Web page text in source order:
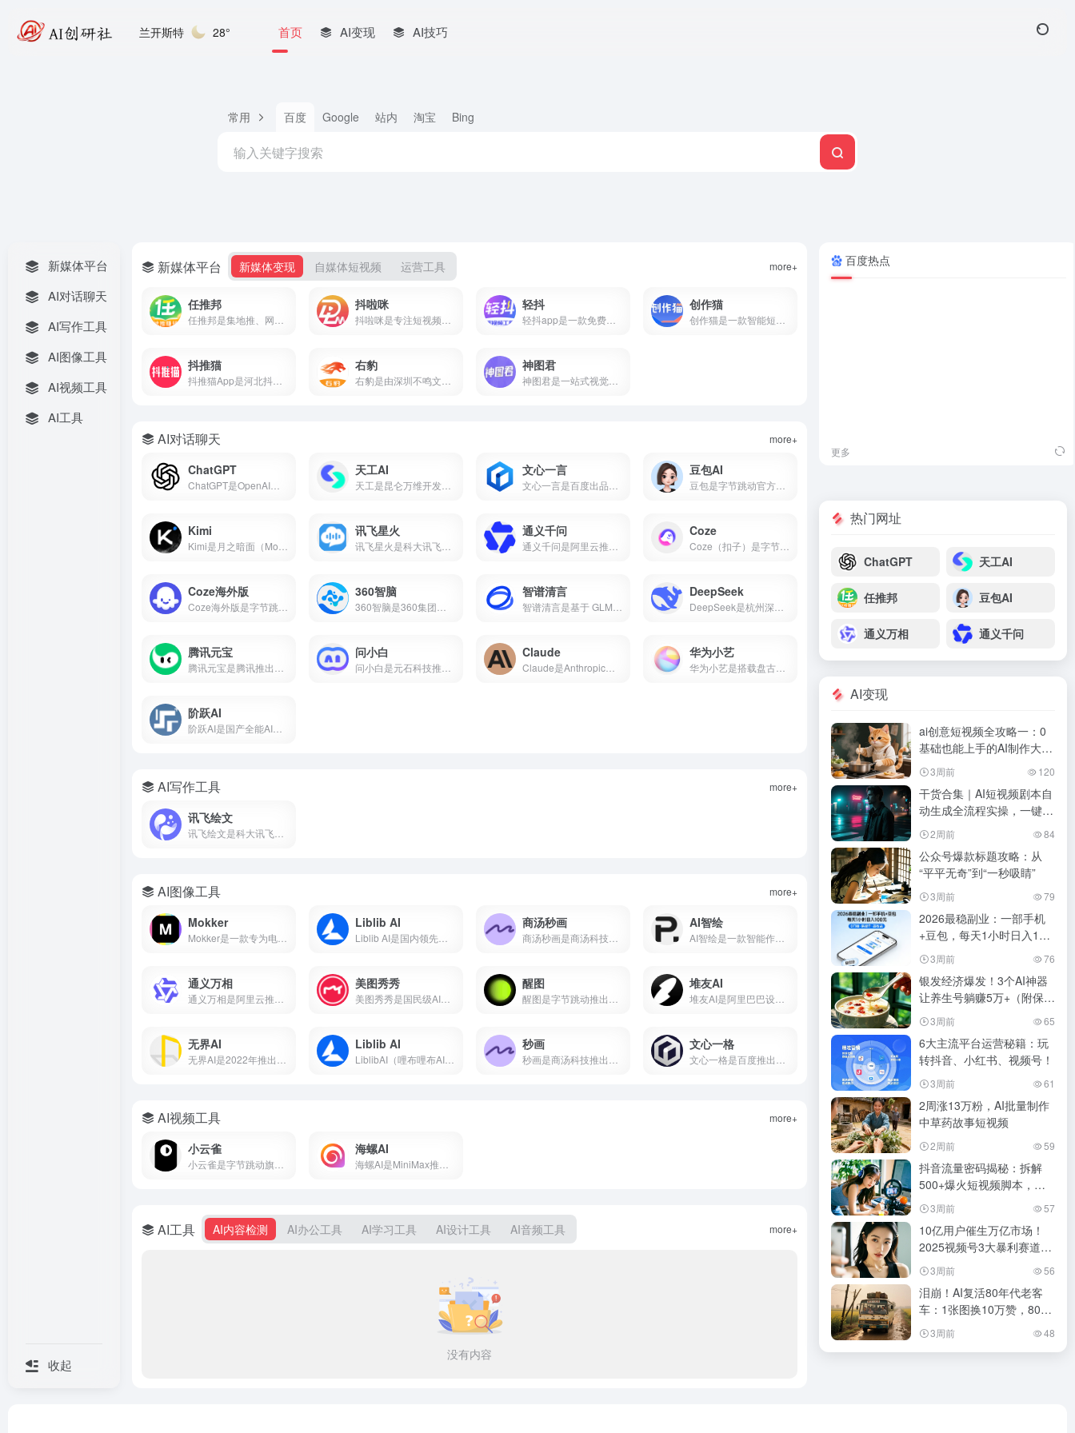
兰开斯特 28° 首页 AI变现 AI技巧
新媒体平台
AI对话聊天
AI写作工具
AI图像工具
AI视频工具
AI工具
收起
常用 百度 Google 站内 淘宝 Bing
新媒体平台 新媒体变现 自媒体短视频 运营工具 more+
任推邦 抖啦咪 轻抖 创作猫
抖推猫 右豹 神图君
AI对话聊天 more+
ChatGPT 天工AI 文心一言 豆包AI
Kimi 讯飞星火 通义千问 Coze
Coze海外版 360智脑 智谱清言 DeepSeek
腾讯元宝 问小白 Claude 华为小艺
阶跃AI
AI写作工具 more+
讯飞绘文
AI图像工具 more+
Mokker Liblib AI 商汤秒画 AI智绘
通义万相 美图秀秀 醒图 堆友AI
无界AI Liblib AI 秒画 文心一格
AI视频工具 more+
小云雀 海螺AI
AI工具 AI内容检测 AI办公工具 AI学习工具 AI设计工具 AI音频工具 more+
没有内容
百度热点
更多
热门网址
ChatGPT 天工AI
任推邦 豆包AI
通义万相 通义千问
AI变现
ai创意短视频全攻略一：0
基础也能上手的AI制作大橘
猫做饭视频
3周前 120
干货合集｜AI短视频剧本自
动生成全流程实操，一键搞
定脚本+镜头+提示词！
2周前 84
公众号爆款标题攻略：从
“平平无奇”到“一秒吸睛”
3周前 79
2026最稳副业：一部手机
+豆包，每天1小时日入100
元 3周前 76
银发经济爆发！3个AI神器
让养生号躺赚5万+（附保姆
级教程）
3周前 65
6大主流平台运营秘籍：玩
转抖音、小红书、视频号！
3周前 61
2周涨13万粉，AI批量制作
中草药故事短视频
2周前 59
抖音流量密码揭秘：拆解
500+爆火短视频脚本，快
速打造爆款内容！
3周前 57
10亿用户催生万亿市场！
2025视频号3大暴利赛道与
15条致命陷阱（附避坑手
册）
3周前 56
泪崩！AI复活80年代老客
车：1张图换10万赞，80后
集体破防
3周前 48